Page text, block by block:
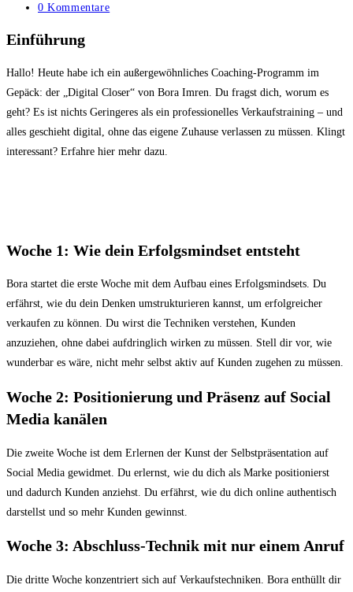
Kategorie:
Beitrags-
0 Kommentare
Einführung
Hallo! Heute habe ich ein außergewöhnliches Coaching-Programm im
Gepäck: der „Digital Closer“ von Bora Imren. Du fragst dich, worum es
geht? Es ist nichts Geringeres als ein professionelles Verkaufstraining – und
alles geschieht digital, ohne das eigene Zuhause verlassen zu müssen. Klingt
interessant? Erfahre hier mehr dazu.
Woche 1: Wie dein Erfolgsmindset entsteht
Bora startet die erste Woche mit dem Aufbau eines Erfolgsmindsets. Du
erfährst, wie du dein Denken umstrukturieren kannst, um erfolgreicher
verkaufen zu können. Du wirst die Techniken verstehen, Kunden
anzuziehen, ohne dabei aufdringlich wirken zu müssen. Stell dir vor, wie
wunderbar es wäre, nicht mehr selbst aktiv auf Kunden zugehen zu müssen.
Woche 2: Positionierung und Präsenz auf Social
Media kanälen
Die zweite Woche ist dem Erlernen der Kunst der Selbstpräsentation auf
Social Media gewidmet. Du erlernst, wie du dich als Marke positionierst
und dadurch Kunden anziehst. Du erfährst, wie du dich online authentisch
darstellst und so mehr Kunden gewinnst.
Woche 3: Abschluss-Technik mit nur einem Anruf
Die dritte Woche konzentriert sich auf Verkaufstechniken. Bora enthüllt dir